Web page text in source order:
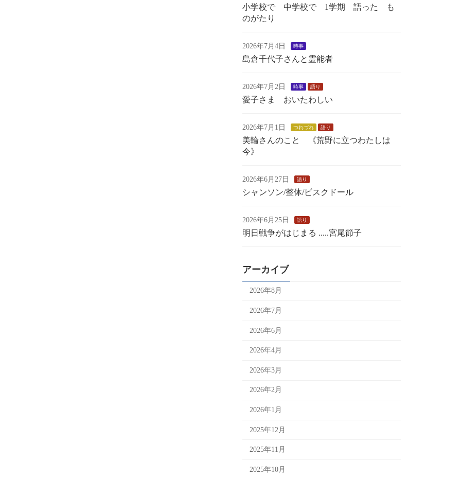
小学校で 中学校で 1学期 語った も
のがたり
2026年7月4日 時事
島倉千代子さんと霊能者
2026年7月2日 時事 語り
愛子さま おいたわしい
2026年7月1日 つれづれ 語り
美輪さんのこと 《荒野に立つわたしは
今》
2026年6月27日 語り
シャンソン/整体/ビスクドール
2026年6月25日 語り
明日戦争がはじまる .....宮尾節子
アーカイブ
2026年8月
2026年7月
2026年6月
2026年4月
2026年3月
2026年2月
2026年1月
2025年12月
2025年11月
2025年10月